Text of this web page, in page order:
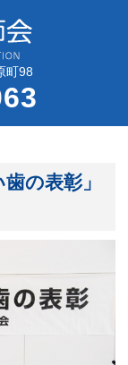
町98
の表彰」